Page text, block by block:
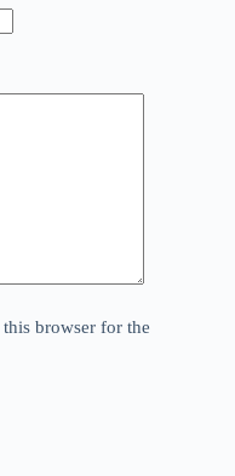
browser for the